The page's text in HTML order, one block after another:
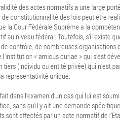
des actes normatifs a une large
constitutionnalité des lois peut être
la Cour Fédérale Suprême a la
au niveau fédéral. Toutefois, s’il existe
contrôle, de nombreuses organisations
« amicus curiae » qui s’est
tiers (individu ou entité privée) qui n’est
représentativité unique.
dans l’examen d’un cas qui lui est
sans qu’il y ait une demande
sont affectés par un acte normatif de